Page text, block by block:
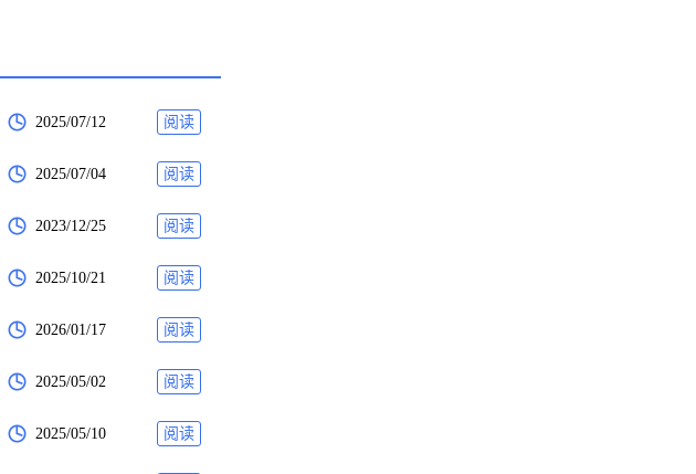
2025/07/12 阅读
2025/07/04 阅读
2023/12/25 阅读
2025/10/21 阅读
2026/01/17 阅读
2025/05/02 阅读
2025/05/10 阅读